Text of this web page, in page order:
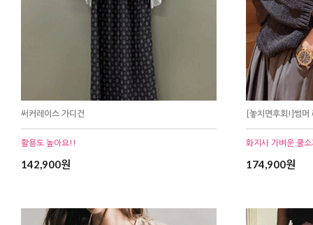
써커레이스 가디건
활용도 높아요!!
142,900원
[놓치면후회!]썸머
화지사 가벼운 쿨
174,900원